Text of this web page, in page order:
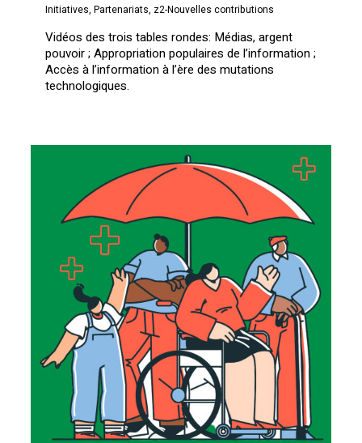
Initiatives,Partenariats, z2-Nouvelles contributions
Vidéos des trois tables rondes: Médias, argent
pouvoir ; Appropriation populaires de l’information ;
Accès à l’information à l’ère des mutations
technologiques.